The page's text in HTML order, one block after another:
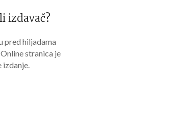
izdavač?
pred hiljadama
stranica je
izdanje.